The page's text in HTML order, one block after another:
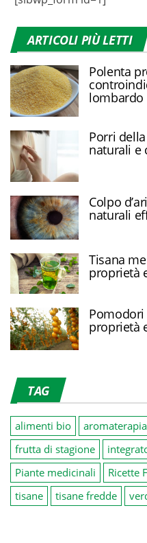
ARTICOLI PIÙ LETTI
Polenta
lombardo
Porri
naturali e
Colpo
naturali
Tisana
proprietà
proprietà
TAG
alimenti bio aromaterapia
frutta di stagione
Piante medicinali
Ricette
tisane
tisane fredde